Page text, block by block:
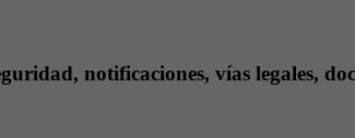
notificaciones, vías legales,